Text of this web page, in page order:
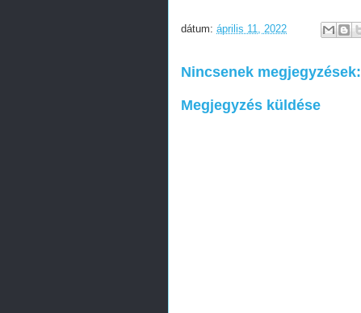
dátum: április 11, 2022
Nincsenek megjegyzések:
Megjegyzés küldése